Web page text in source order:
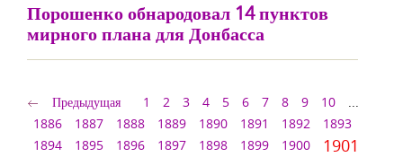
Порошенко обнародовал 14 пунктов
мирного плана для Донбасса
Предыдущая 1 2 3 4 5 6 7 8 9 10
...
1886
1887 1888 1889 1890 1891 1892
1893
1894
1895 1896 1897 1898 1899 1900 1901